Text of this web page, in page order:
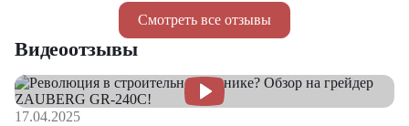
Смотреть все отзывы
Видеоотзывы
17.04.2025